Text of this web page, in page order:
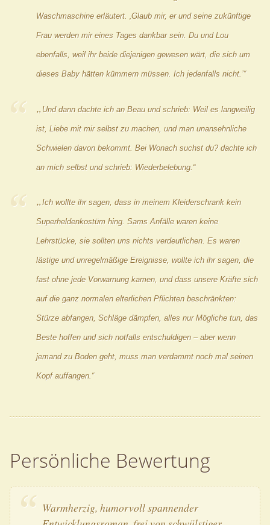
Waschmaschine erläutert. ‚Glaub mir, er und seine zukünftige
Frau werden mir eines Tages dankbar sein. Du und Lou
ebenfalls, weil ihr beide diejenigen gewesen wärt, die sich um
dieses Baby hätten kümmern müssen. Ich jedenfalls nicht.’“
„ Und dann dachte ich an Beau und schrieb: Weil es langweilig
ist, Liebe mit mir selbst zu machen, und man unansehnliche
Schwielen davon bekommt. Bei Wonach suchst du?dachte ich
an mich selbst und schrieb: Wiederbelebung.“
„ Ich wollte ihr sagen, dass in meinem Kleiderschrank kein
Superheldenkostüm hing. Sams Anfälle waren keine
Lehrstücke, sie sollten uns nichts verdeutlichen. Es waren
lästige und unregelmäßige Ereignisse, wollte ich ihr sagen, die
fast ohne jede Vorwarnung kamen, und dass unsere Kräfte sich
auf die ganz normalen elterlichen Pflichten beschränkten:
Stürze abfangen, Schläge dämpfen, alles nur Mögliche tun, das
Beste hoffen und sich notfalls entschuldigen – aber wenn
jemand zu Boden geht, muss man verdammt noch mal seinen
Kopf auffangen.“
Persönliche Bewertung
Warmherzig, humorvoll spannender